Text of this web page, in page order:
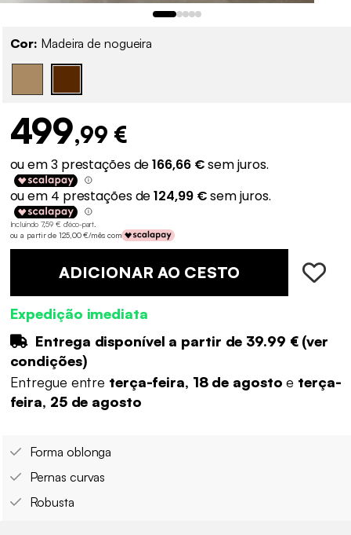
Cor: Madeira de nogueira
499,99 €
Incluindo 7,59 € d'éco-part.
ou a partir de 125,00 €/mês com
ADICIONAR AO CESTO
Expedição imediata
Entrega disponível a partir de 39.99 €(ver
condições)
Entregue entre terça-feira, 18 de agostoe terça-
feira, 25 de agosto
Forma oblonga
Pernas curvas
Robusta